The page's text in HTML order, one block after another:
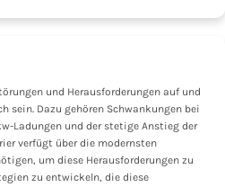
und Herausforderungen auf und
sein. Dazu gehören Schwankungen bei
Ladungen und der stetige Anstieg der
verfügt über die modernsten
um diese Herausforderungen zu
zu entwickeln, die diese